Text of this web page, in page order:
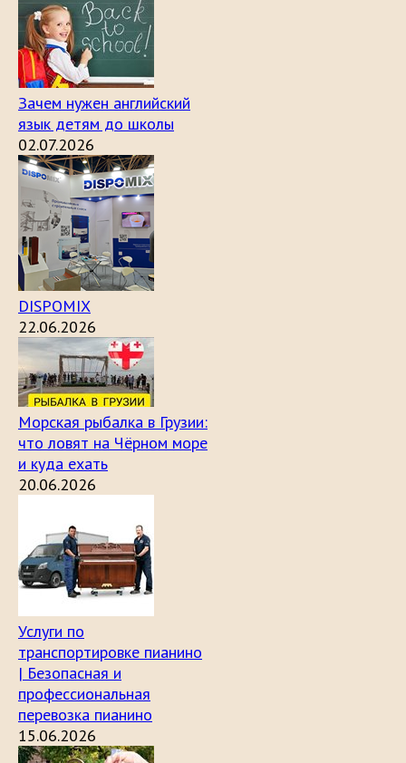
Зачем нужен английский
язык детям до школы
02.07.2026
DISPOMIX
22.06.2026
Морская рыбалка в Грузии:
что ловят на Чёрном море
и куда ехать
20.06.2026
Услуги по
транспортировке пианино
| Безопасная и
профессиональная
перевозка пианино
15.06.2026